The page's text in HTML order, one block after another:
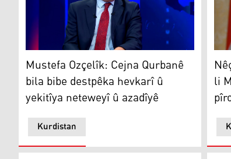
Mustefa Ozçelîk: Cejna Qurbanê bila bibe
Kurdistan
Mustefa Ozçelîk: Cejna Qurbanê
bila bibe destpêka hevkarî û
yekitîya neteweyî û azadîyê
li